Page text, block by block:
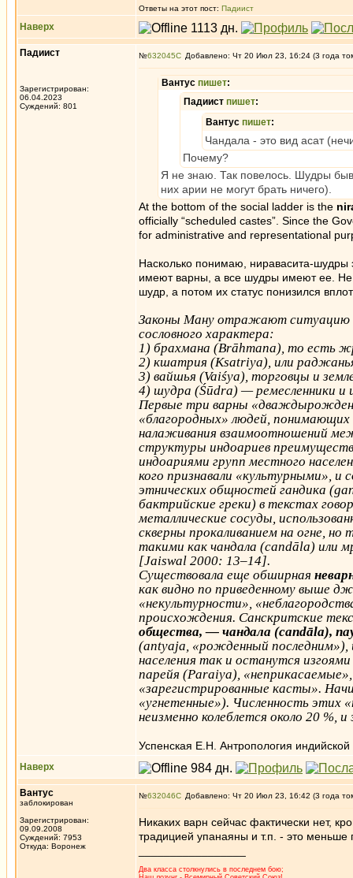
Ответы на этот пост: Падиист
Наверх
Падиист
Зарегистрирован:
06.04.2023
Суждений: 801
№632045 Добавлено: Чт 20 Июл 23, 16:24 (3 года
Вантус пишет:
Падиист пишет:
Вантус пишет:
Чандала - это вид асат
Почему?
Я не знаю. Так повелось. Шудры
них арии не могут брать ничего).
At the bottom of the social ladder is the
officially “scheduled castes”. Since the
for administrative and representational
Насколько понимаю, ниравасита-
имеют варны, а все шудры имеют ee. Не
шудр, а потом их статус понизился
Законы Ману отражают ситуацию
сословного характера:
1) брахмана (Brāhmana), то есть
2) кшатрия (Ksatriya), или
3) вайшья (Vaiśya), торговцы и
4) шудра (Śūdra) — ремесленники
Первые три варны
«благородных» людей,
налаживания взаимоотношений
структуры индоариев
индоариями групп местного
кого признавали «культурными», и
этнических общностей гандика
бактрийские греки) в текстах
металлические сосуды,
скверны прокаливанием на огне,
такими как чандала (candāla) или
[Jaiswal 2000: 13–14].
Существовала еще обширная
как видно по приведенному выше
«некультурности»,
происхождения. Санскритские
общества, — чандала (candāla),
(antyaja, «рожденный
населения так и останутся
парейя (Paraiya),
«зарегистрированные касты».
«угнетенные»). Численность этих
неизменно колеблется около 20 %,
Успенская Е.Н. Антропология
Наверх
Вантус
заблокирован
Зарегистрирован:
09.09.2008
Суждений: 7953
Откуда: Воронеж
№632046 Добавлено: Чт 20 Июл 23, 16:42 (3 года
Никаких варн сейчас фактически нет,
традицией упанаяны и т.п. - это
Два класса столкнулись в последнем бою;